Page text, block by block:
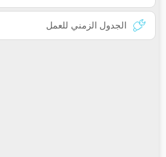
الجدول الزمني للعمل